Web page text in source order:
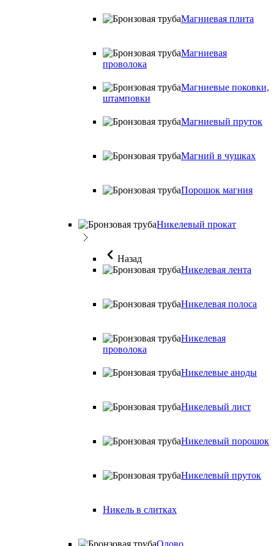
Магниевая плита
Магниевая
проволока
Магниевые поковки,
штамповки
Магниевый пруток
Магний в чушках
Порошок магния
Никелевый прокат
Назад
Никелевая лента
Никелевая полоса
Никелевая
проволока
Никелевые аноды
Никелевый лист
Никелевый порошок
Никелевый пруток
Никель в слитках